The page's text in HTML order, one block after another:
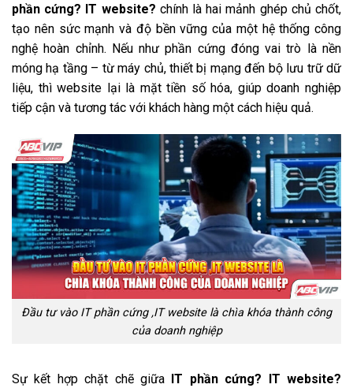
phần cứng? IT website? chính là hai mảnh ghép chủ chốt,
tạo nên sức mạnh và độ bền vững của một hệ thống công
nghệ hoàn chỉnh. Nếu như phần cứng đóng vai trò là nền
móng hạ tầng – từ máy chủ, thiết bị mạng đến bộ lưu trữ dữ
liệu, thì website lại là mặt tiền số hóa, giúp doanh nghiệp
tiếp cận và tương tác với khách hàng một cách hiệu quả.
Đầu tư vào IT phần cứng ,IT website là chìa khóa thành công
của doanh nghiệp
Sự kết hợp chặt chẽ giữa
IT phần cứng? IT website?